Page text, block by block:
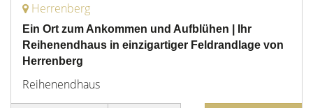
Herrenberg
Ein Ort zum Ankommen und Aufblühen | Ihr
Reihenendhaus in einzigartiger Feldrandlage von
Herrenberg
Reihenendhaus